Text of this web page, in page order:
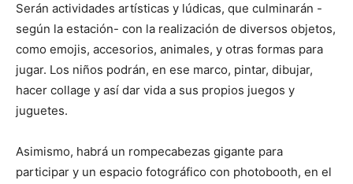
Serán actividades artísticas y lúdicas, que culminarán -
según la estación- con la realización de diversos objetos,
como emojis, accesorios, animales, y otras formas para
jugar. Los niños podrán, en ese marco, pintar, dibujar,
hacer collage y así dar vida a sus propios juegos y
juguetes.
Asimismo, habrá un rompecabezas gigante para
participar y un espacio fotográfico con photobooth, en el